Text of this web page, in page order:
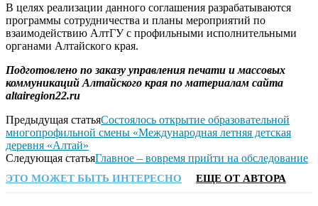
В целях реализации данного соглашения разрабатываются
программы сотрудничества и планы мероприятий по
взаимодействию АлтГУ с профильными исполнительными
органами Алтайского края.
Подготовлено по заказу управления печати и массовых
коммуникаций Алтайского края по материалам сайта
altairegion22.ru
Предыдущая статьяСостоялось открытие образовательной
многопрофильной смены «Международная летняя детская
деревня «Алтай»
Следующая статьяГлавное – вовремя прийти на обследование
ЭТО МОЖЕТ БЫТЬ ИНТЕРЕСНО ЕЩЕ ОТ АВТОРА